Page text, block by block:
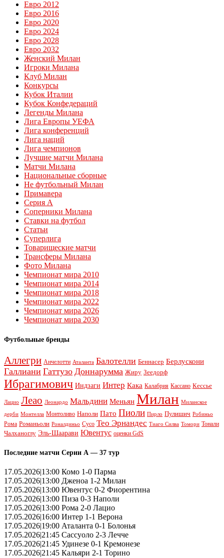
Евро 2012
Евро 2016
Евро 2020
Евро 2024
Евро 2028
Евро 2032
Женский Милан
Игроки Милана
Клуб Милан
Конкурсы
Кубок Италии
Кубок Конфедераций
Легенды Милана
Лига Европы УЕФА
Лига конференций
Лига наций
Лига чемпионов
Лучшие матчи Милана
Матчи Милана
Национальные сборные
Не футбольный Милан
Примавера
Серия А
Соперники Милана
Ставки на футбол
Статьи
Суперлига
Товарищеские матчи
Трансферы Милана
Фото Милана
Чемпионат мира 2010
Чемпионат мира 2014
Чемпионат мира 2018
Чемпионат мира 2022
Чемпионат мира 2026
Чемпионат мира 2030
Футбольные бренды
Аллегри Анчелотти Аталанта Балотелли Беннасер Берлускони
Галлиани Гаттузо Доннарумма Жиру Зеедорф
Ибрагимович Индзаги Интер Кака Калабрия Кассано Кессье
Лацио Леао Леонардо Мальдини Меньян Милан Миланское
дерби Монтелла Монтоливо Наполи Пато Пиоли Пирло Пулишич Робиньо
Рома Романьоли Роналдиньо Сусо Тео Эрнандес Тиаго Силва Томори Тонали
Чалханоглу Эль-Шаарави Ювентус оценки GdS
Последние матчи Серии А — 37 тур
17.05.2026|13:00 Комо 1-0 Парма
17.05.2026|13:00 Дженоа 1-2 Милан
17.05.2026|13:00 Ювентус 0-2 Фиорентина
17.05.2026|13:00 Пиза 0-3 Наполи
17.05.2026|13:00 Рома 2-0 Лацио
17.05.2026|16:00 Интер 1-1 Верона
17.05.2026|19:00 Аталанта 0-1 Болонья
17.05.2026|21:45 Сассуоло 2-3 Лечче
17.05.2026|21:45 Удинезе 0-1 Кремонезе
17.05.2026|21:45 Кальяри 2-1 Торино